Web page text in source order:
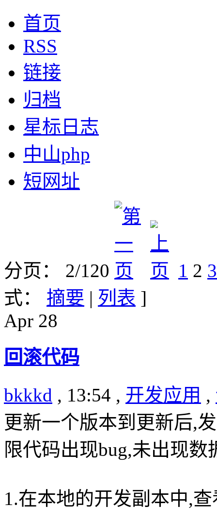
首页
RSS
链接
归档
星标日志
中山php
短网址
分页： 2/120 1 2 3
式： 摘要 | 列表 ]
Apr 28
回滚代码
bkkkd , 13:54 , 开发应用 ,
更新一个版本到更新后,
限代码出现bug,未出现
1.在本地的开发副本中,